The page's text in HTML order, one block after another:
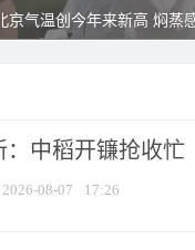
京气温创今年来新高 焖蒸
：中稻开镰抢收忙
2026-08-07 17:26